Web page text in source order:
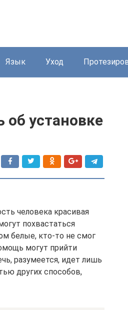
Язык Уход
установке
человека красивая
похвастаться
белые, кто-то не смог
могут прийти
разумеется, идет лишь
других способов,